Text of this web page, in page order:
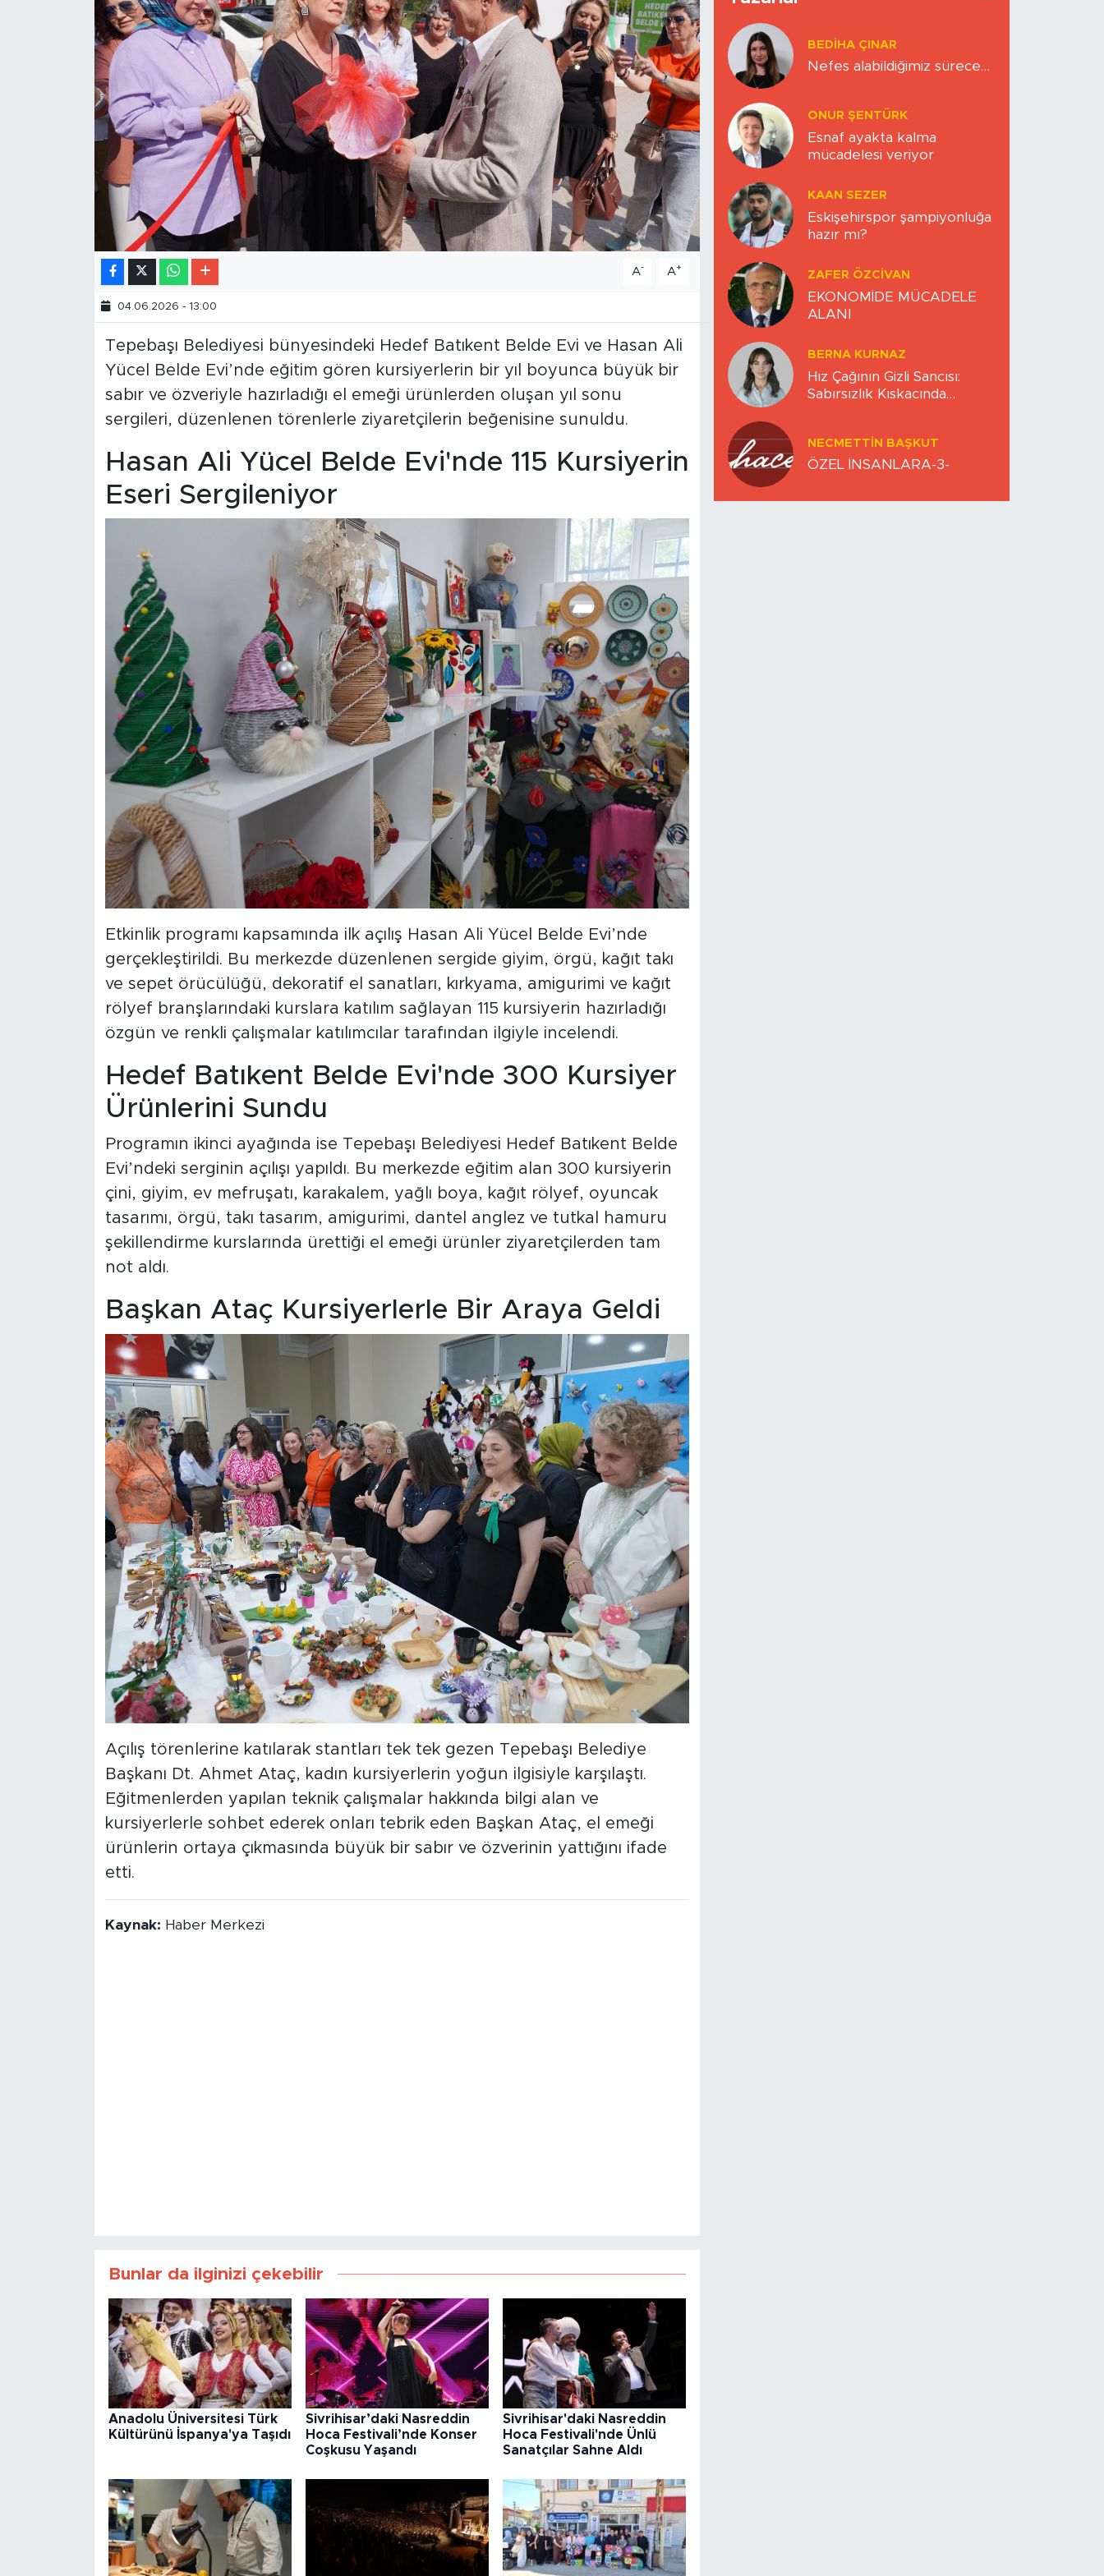
A- A+
04.06.2026 - 13:00
Tepebaşı Belediyesi bünyesindeki Hedef Batıkent Belde Evi ve Hasan Ali
Yücel Belde Evi’nde eğitim gören kursiyerlerin bir yıl boyunca büyük bir
sabır ve özveriyle hazırladığı el emeği ürünlerden oluşan yıl sonu
sergileri, düzenlenen törenlerle ziyaretçilerin beğenisine sunuldu.
Hasan Ali Yücel Belde Evi'nde 115 Kursiyerin
Eseri Sergileniyor
Etkinlik programı kapsamında ilk açılış Hasan Ali Yücel Belde Evi’nde
gerçekleştirildi. Bu merkezde düzenlenen sergide giyim, örgü, kağıt takı
ve sepet örücülüğü, dekoratif el sanatları, kırkyama, amigurimi ve kağıt
rölyef branşlarındaki kurslara katılım sağlayan 115 kursiyerin hazırladığı
özgün ve renkli çalışmalar katılımcılar tarafından ilgiyle incelendi.
Hedef Batıkent Belde Evi'nde 300 Kursiyer
Ürünlerini Sundu
Programın ikinci ayağında ise Tepebaşı Belediyesi Hedef Batıkent Belde
Evi’ndeki serginin açılışı yapıldı. Bu merkezde eğitim alan 300 kursiyerin
çini, giyim, ev mefruşatı, karakalem, yağlı boya, kağıt rölyef, oyuncak
tasarımı, örgü, takı tasarım, amigurimi, dantel anglez ve tutkal hamuru
şekillendirme kurslarında ürettiği el emeği ürünler ziyaretçilerden tam
not aldı.
Başkan Ataç Kursiyerlerle Bir Araya Geldi
Açılış törenlerine katılarak stantları tek tek gezen Tepebaşı Belediye
Başkanı Dt. Ahmet Ataç, kadın kursiyerlerin yoğun ilgisiyle karşılaştı.
Eğitmenlerden yapılan teknik çalışmalar hakkında bilgi alan ve
kursiyerlerle sohbet ederek onları tebrik eden Başkan Ataç, el emeği
ürünlerin ortaya çıkmasında büyük bir sabır ve özverinin yattığını ifade
etti.
Kaynak: Haber Merkezi
Bunlar da ilginizi çekebilir
Anadolu Üniversitesi Türk
Kültürünü İspanya'ya Taşıdı
Sivrihisar’daki Nasreddin
Hoca Festivali’nde Konser
Coşkusu Yaşandı
Sivrihisar'daki Nasreddin
Hoca Festivali'nde Ünlü
Sanatçılar Sahne Aldı
BEDIHA ÇINAR
Nefes alabildiğimiz sürece…
ONUR ŞENTÜRK
Esnaf ayakta kalma
mücadelesi veriyor
KAAN SEZER
Eskişehirspor şampiyonluğa
hazır mı?
ZAFER ÖZCIVAN
EKONOMİDE MÜCADELE
ALANI
BERNA KURNAZ
Hız Çağının Gizli Sancısı:
Sabırsızlık Kıskacında
NECMETTIN BAŞKUT
ÖZEL İNSANLARA-3-